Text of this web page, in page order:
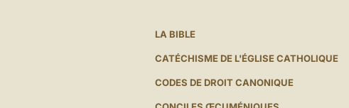
LA BIBLE
CATÉCHISME DE L'ÉGLISE CATHOLIQUE
CODES DE DROIT CANONIQUE